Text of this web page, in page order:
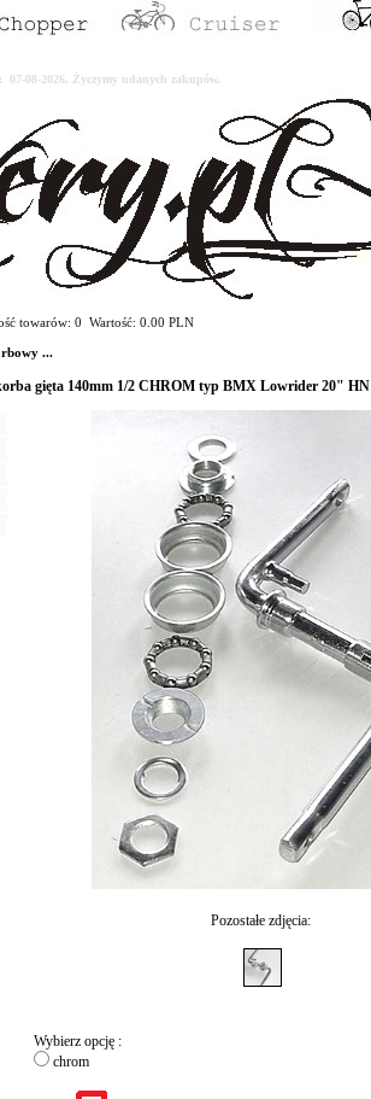
08-2026. Życzymy udanych zakupów.
towarów: 0 Wartość: 0.00 PLN
...
gięta 140mm 1/2 CHROM typ BMX Lowrider 20" HN
Pozostałe zdjęcia:
Wybierz opcję :
chrom